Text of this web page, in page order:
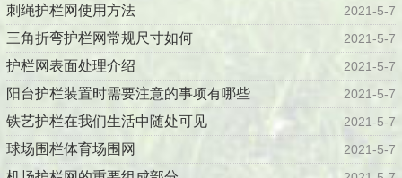
刺绳护栏网使用方法 2021-5-7
三角折弯护栏网常规尺寸如何 2021-5-7
护栏网表面处理介绍 2021-5-7
阳台护栏装置时需要注意的事项有哪些 2021-5-7
铁艺护栏在我们生活中随处可见 2021-5-7
球场围栏体育场围网 2021-5-7